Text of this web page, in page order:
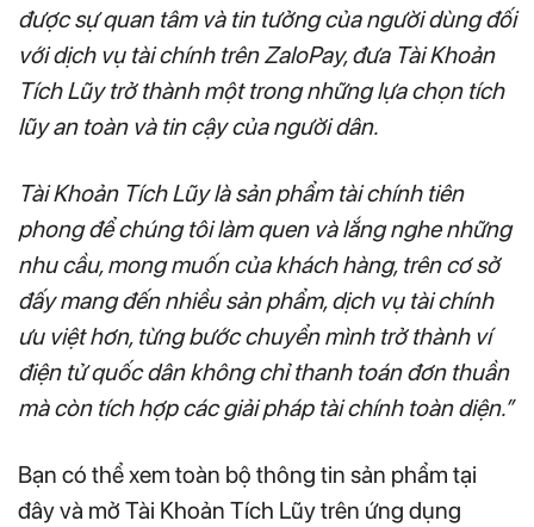
được sự quan tâm và tin tưởng của người dùng đối
với dịch vụ tài chính trên ZaloPay, đưa Tài Khoản
Tích Lũy trở thành một trong những lựa chọn tích
lũy an toàn và tin cậy của người dân.
Tài Khoản Tích Lũy là sản phẩm tài chính tiên
phong để chúng tôi làm quen và lắng nghe những
nhu cầu, mong muốn của khách hàng, trên cơ sở
đấy mang đến nhiều sản phẩm, dịch vụ tài chính
ưu việt hơn, từng bước chuyển mình trở thành ví
điện tử quốc dân không chỉ thanh toán đơn thuần
mà còn tích hợp các giải pháp tài chính toàn diện.”
Bạn có thể xem toàn bộ thông tin sản phẩm tại
đây và mở Tài Khoản Tích Lũy trên ứng dụng